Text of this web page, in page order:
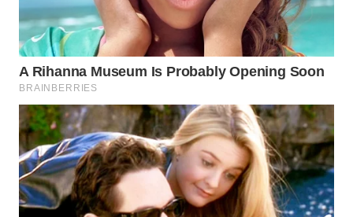
WAHANANEWS
ID
WAHANANEWS
CO ID
WAHANANEWS
NET
WAHANA